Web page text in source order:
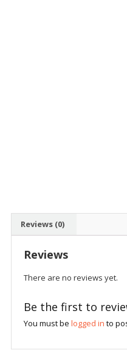
Reviews (0)
Reviews
There are no reviews yet.
Be the first to
You must be logged in to